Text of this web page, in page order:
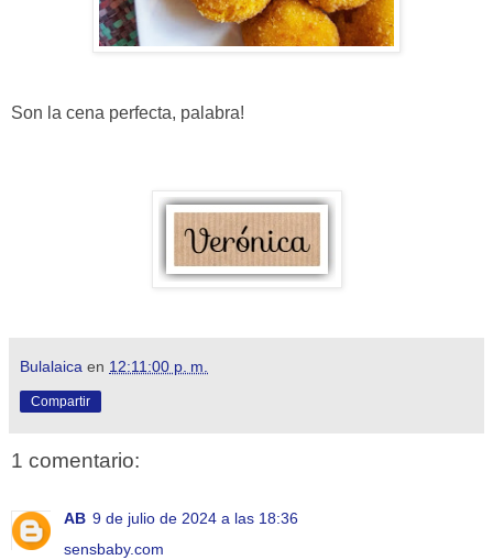
Son la cena perfecta, palabra!
Bulalaica en 12:11:00 p. m.
Compartir
1 comentario:
AB 9 de julio de 2024 a las 18:36
sensbaby.com